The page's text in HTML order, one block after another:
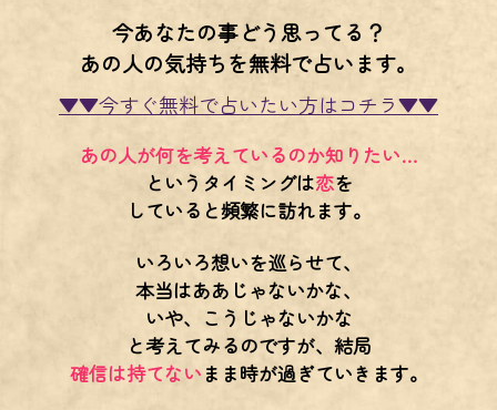
今あなたの事どう思ってる？
あの人の気持ちを無料で占います。
▼▼今すぐ無料で占いたい方はコチラ▼▼
あの人が何を考えているのか知りたい…
というタイミングは恋を
していると頻繁に訪れます。
いろいろ想いを巡らせて、
本当はああじゃないかな、
いや、こうじゃないかな
と考えてみるのですが、結局
確信は持てない まま時が過ぎていきます。